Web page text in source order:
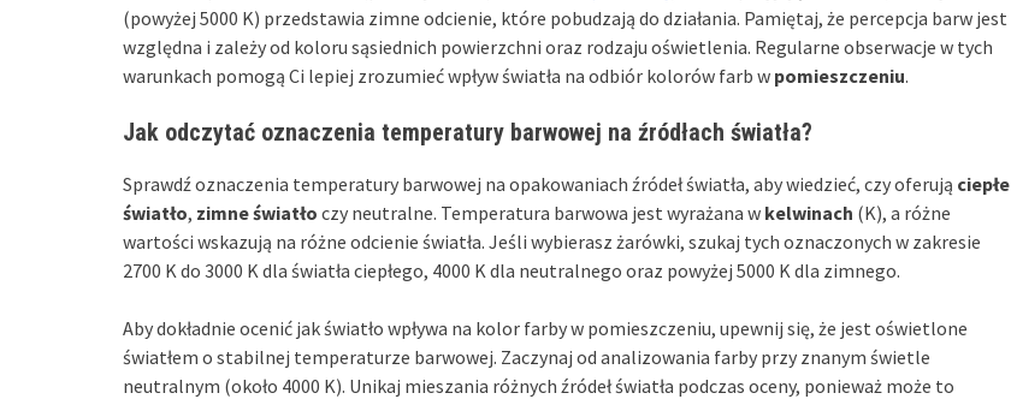
(powyżej 5000 K) przedstawia zimne odcienie, które pobudzają do działania. Pamiętaj, że percepcja barw jest
względna i zależy od koloru sąsiednich powierzchni oraz rodzaju oświetlenia. Regularne obserwacje w tych
warunkach pomogą Ci lepiej zrozumieć wpływ światła na odbiór kolorów farb w pomieszczeniu.
Jak odczytać oznaczenia temperatury barwowej na źródłach światła?
Sprawdź oznaczenia temperatury barwowej na opakowaniach źródeł światła, aby wiedzieć, czy oferują ciepłe
światło, zimne światło czy neutralne. Temperatura barwowa jest wyrażana w kelwinach (K), a różne
wartości wskazują na różne odcienie światła. Jeśli wybierasz żarówki, szukaj tych oznaczonych w zakresie
2700 K do 3000 K dla światła ciepłego, 4000 K dla neutralnego oraz powyżej 5000 K dla zimnego.
Aby dokładnie ocenić jak światło wpływa na kolor farby w pomieszczeniu, upewnij się, że jest oświetlone
światłem o stabilnej temperaturze barwowej. Zaczynaj od analizowania farby przy znanym świetle
neutralnym (około 4000 K). Unikaj mieszania różnych źródeł światła podczas oceny, ponieważ może to